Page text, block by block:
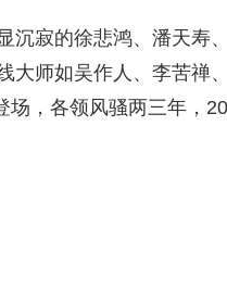
寂的徐悲鸿、潘天寿
大师如吴作人、李苦禅
场，各领风骚两三年，